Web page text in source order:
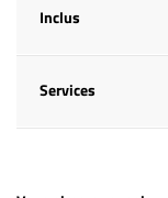
Inclus
Services